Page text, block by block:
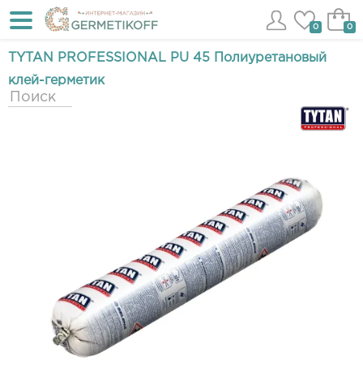
0 0
TYTAN PROFESSIONAL PU 45 Полиуретановый
клей-герметик